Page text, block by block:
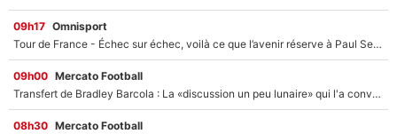
09h17 Omnisport
Tour de France - Échec sur échec, voilà ce que l’avenir réserve à Paul Seixas : «Tant qu’il y aura un Pogacar comme celui-là...»
09h00 Mercato Football
Transfert de Bradley Barcola : La «discussion un peu lunaire» qui l'a convaincu de quitter le PSG, son entourage est pointé du doigt
08h30 Mercato Football